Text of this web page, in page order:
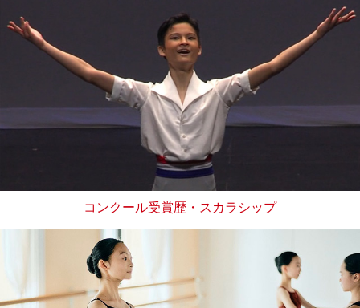
コンクール受賞歴・スカラシップ